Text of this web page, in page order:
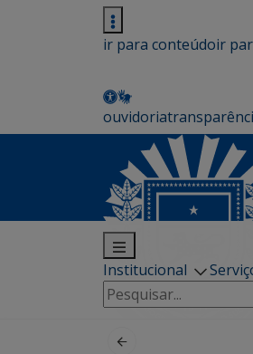
ir para conteúdoir
ouvidoria
Institucional
Pesquisar
por: